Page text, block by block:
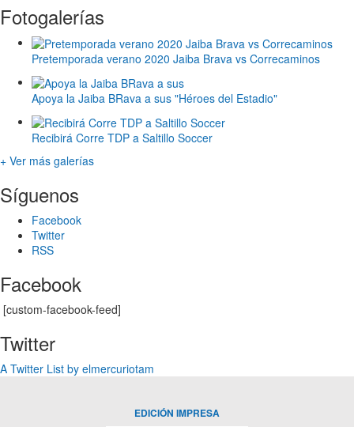
Fotogalerías
Pretemporada verano 2020 Jaiba Brava vs Correcaminos
Apoya la Jaiba BRava a sus "Héroes del Estadio"
Recibirá Corre TDP a Saltillo Soccer
+ Ver más galerías
Síguenos
Facebook
Twitter
RSS
Facebook
[custom-facebook-feed]
Twitter
A Twitter List by elmercuriotam
EDICIÓN IMPRESA